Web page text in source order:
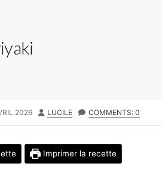
2026 AUTHOR
LUCILE COMMENTS: 0
Imprimer la recette